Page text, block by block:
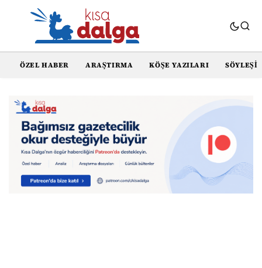
ÖZEL HABER ARAŞTIRMA KÖŞE YAZILARI SÖYLEŞI